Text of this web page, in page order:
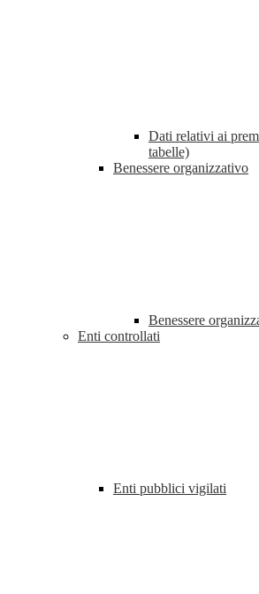
Dati relativi ai
tabelle)
Benessere organizzativo
Benessere
Enti controllati
Enti pubblici vigilati